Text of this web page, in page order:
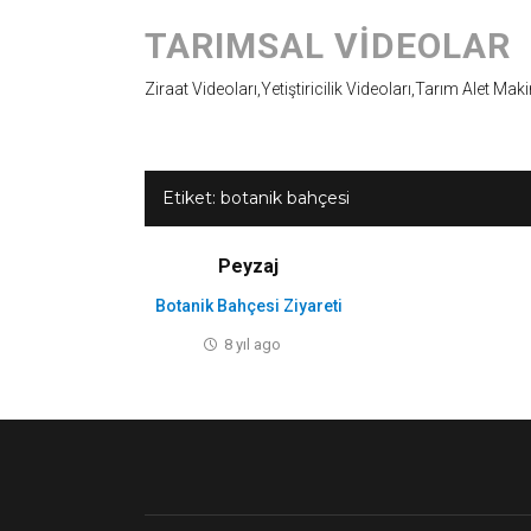
TARIMSAL VIDEOLAR
Ziraat Videoları,Yetiştiricilik Videoları,Tarım Alet
Etiket: botanik bahçesi
Peyzaj
Botanik Bahçesi Ziyareti
8 yıl ago